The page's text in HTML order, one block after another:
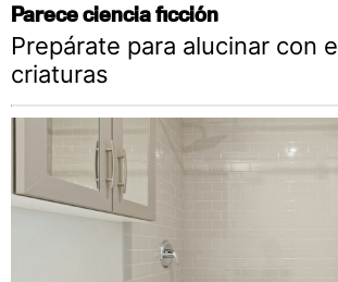
Parece ciencia ficción
Prepárate para alucinar con
criaturas